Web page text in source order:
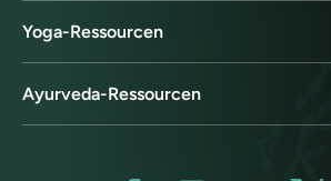
Yoga-Ressourcen
Ayurveda-Ressourcen